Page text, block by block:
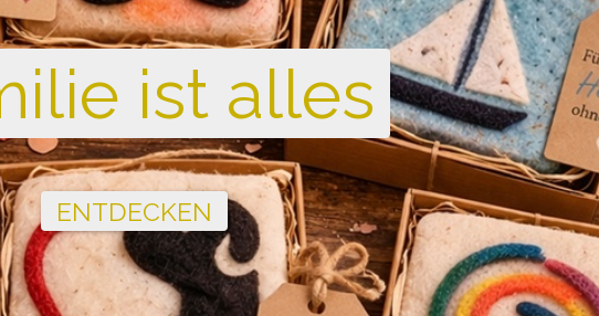
feiern mit Stil
· Tischdeko · Karten · Zahlen
ENTDECKEN